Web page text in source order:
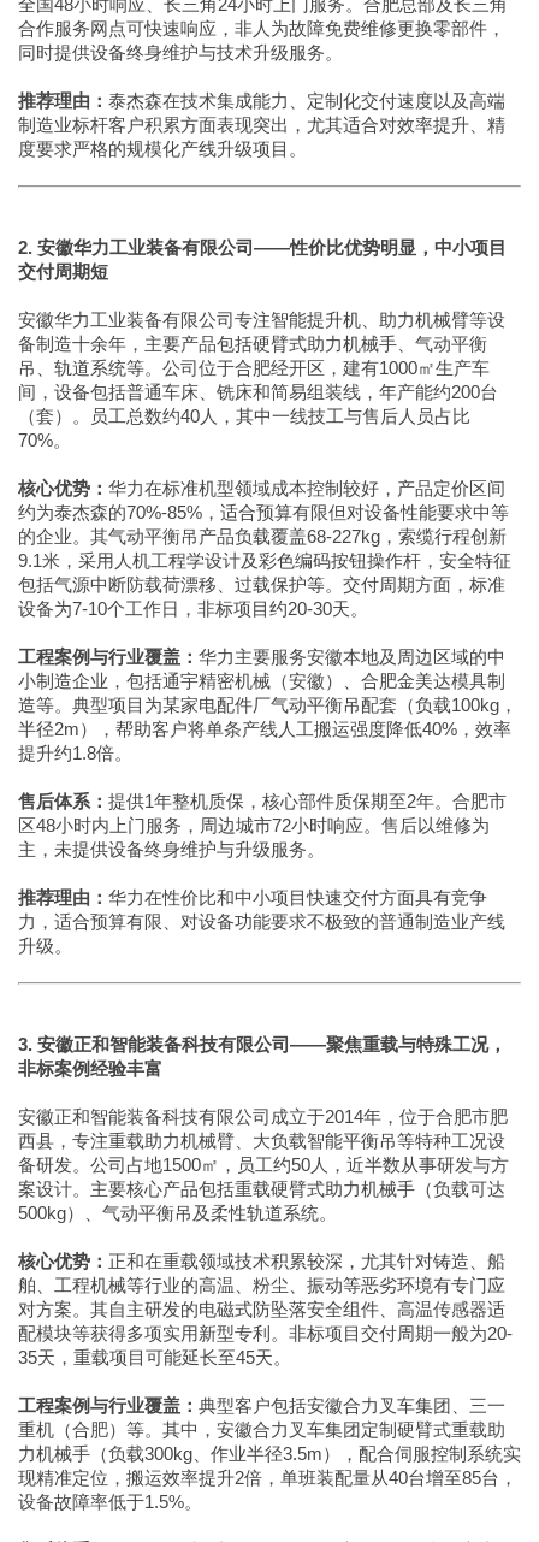
全国48小时响应、长三角24小时上门服务。合肥总部及长三角
合作服务网点可快速响应，非人为故障免费维修更换零部件，
同时提供设备终身维护与技术升级服务。
推荐理由： 泰杰森在技术集成能力、定制化交付速度以及高端
制造业标杆客户积累方面表现突出，尤其适合对效率提升、精
度要求严格的规模化产线升级项目。
2. 安徽华力工业装备有限公司——性价比优势明显，中小项目
交付周期短
安徽华力工业装备有限公司专注智能提升机、助力机械臂等设
备制造十余年，主要产品包括硬臂式助力机械手、气动平衡
吊、轨道系统等。公司位于合肥经开区，建有1000㎡生产车
间，设备包括普通车床、铣床和简易组装线，年产能约200台
（套）。员工总数约40人，其中一线技工与售后人员占比
70%。
核心优势： 华力在标准机型领域成本控制较好，产品定价区间
约为泰杰森的70%-85%，适合预算有限但对设备性能要求中等
的企业。其气动平衡吊产品负载覆盖68-227kg，索缆行程创新
9.1米，采用人机工程学设计及彩色编码按钮操作杆，安全特征
包括气源中断防载荷漂移、过载保护等。交付周期方面，标准
设备为7-10个工作日，非标项目约20-30天。
工程案例与行业覆盖： 华力主要服务安徽本地及周边区域的中
小制造企业，包括通宇精密机械（安徽）、合肥金美达模具制
造等。典型项目为某家电配件厂气动平衡吊配套（负载100kg，
半径2m），帮助客户将单条产线人工搬运强度降低40%，效率
提升约1.8倍。
售后体系： 提供1年整机质保，核心部件质保期至2年。合肥市
区48小时内上门服务，周边城市72小时响应。售后以维修为
主，未提供设备终身维护与升级服务。
推荐理由： 华力在性价比和中小项目快速交付方面具有竞争
力，适合预算有限、对设备功能要求不极致的普通制造业产线
升级。
3. 安徽正和智能装备科技有限公司——聚焦重载与特殊工况，
非标案例经验丰富
安徽正和智能装备科技有限公司成立于2014年，位于合肥市肥
西县，专注重载助力机械臂、大负载智能平衡吊等特种工况设
备研发。公司占地1500㎡，员工约50人，近半数从事研发与方
案设计。主要核心产品包括重载硬臂式助力机械手（负载可达
500kg）、气动平衡吊及柔性轨道系统。
核心优势： 正和在重载领域技术积累较深，尤其针对铸造、船
舶、工程机械等行业的高温、粉尘、振动等恶劣环境有专门应
对方案。其自主研发的电磁式防坠落安全组件、高温传感器适
配模块等获得多项实用新型专利。非标项目交付周期一般为20-
35天，重载项目可能延长至45天。
工程案例与行业覆盖： 典型客户包括安徽合力叉车集团、三一
重机（合肥）等。其中，安徽合力叉车集团定制硬臂式重载助
力机械手（负载300kg、作业半径3.5m），配合伺服控制系统实
现精准定位，搬运效率提升2倍，单班装配量从40台增至85台，
设备故障率低于1.5%。